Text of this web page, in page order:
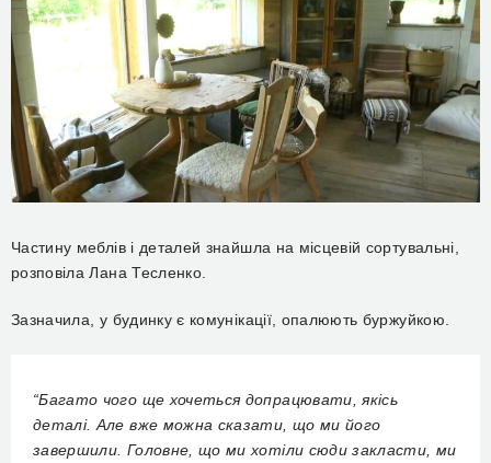
Частину меблів і деталей знайшла на місцевій сортувальні,
розповіла Лана Тесленко.
Зазначила, у будинку є комунікації, опалюють буржуйкою.
“Багато чого ще хочеться допрацювати, якісь
деталі. Але вже можна сказати, що ми його
завершили. Головне, що ми хотіли сюди закласти, ми